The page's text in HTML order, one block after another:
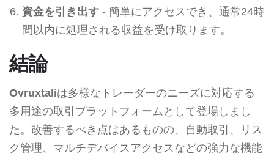
資金を引き出す- 簡単にアクセスでき、通常24時
間以内に処理される収益を受け取ります。
結論
Ovruxtaliは多様なトレーダーのニーズに対応する
多用途の取引プラットフォームとして登場しまし
た。改善するべき点はあるものの、自動取引、リス
ク管理、マルチデバイスアクセスなどの強力な機能